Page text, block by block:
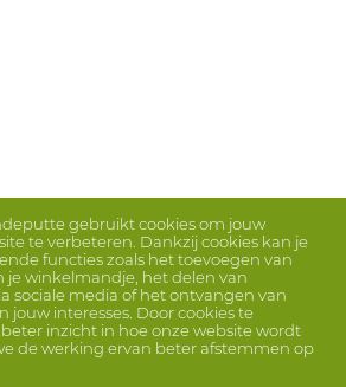
gebruikt cookies om jouw
te verbeteren. Dankzij cookies kan je
functies zoals het toevoegen van
je winkelmandje, het delen van
sociale media of het ontvangen van
jouw interesses. Door cookies te
inzicht in hoe onze website wordt
de werking ervan beter afstemmen op